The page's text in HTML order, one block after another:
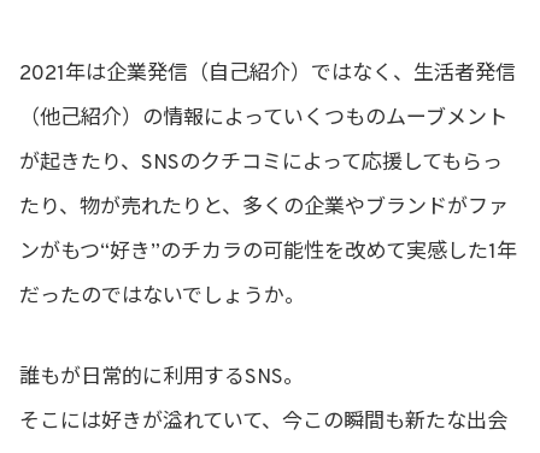
2021年は企業発信（自己紹介）ではなく、生活者発信
（他己紹介）の情報によっていくつものムーブメント
が起きたり、SNSのクチコミによって応援してもらっ
たり、物が売れたりと、多くの企業やブランドがファ
ンがもつ“好き”のチカラの可能性を改めて実感した1年
だったのではないでしょうか。
誰もが日常的に利用するSNS。
そこには好きが溢れていて、今この瞬間も新たな出会